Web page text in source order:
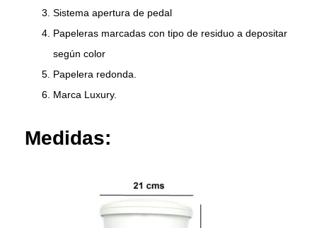
Sistema apertura de pedal
Papeleras marcadas con tipo de residuo a depositar
según color
Papelera redonda.
Marca Luxury.
Medidas: